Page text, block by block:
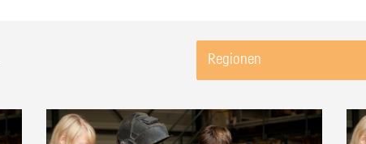
Regionen